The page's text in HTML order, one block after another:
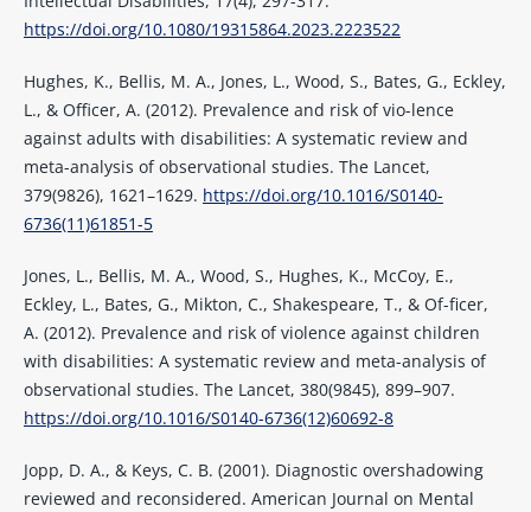
https://doi.org/10.1080/19315864.2023.2223522
Hughes, K., Bellis, M. A., Jones, L., Wood, S., Bates, G., Eckley,
L., & Officer, A. (2012). Prevalence and risk of vio-lence
against adults with disabilities: A systematic review and
meta-analysis of observational studies. The Lancet,
379(9826), 1621–1629. https://doi.org/10.1016/S0140-
6736(11)61851-5
Jones, L., Bellis, M. A., Wood, S., Hughes, K., McCoy, E.,
Eckley, L., Bates, G., Mikton, C., Shakespeare, T., & Of-ficer,
A. (2012). Prevalence and risk of violence against children
with disabilities: A systematic review and meta-analysis of
observational studies. The Lancet, 380(9845), 899–907.
https://doi.org/10.1016/S0140-6736(12)60692-8
Jopp, D. A., & Keys, C. B. (2001). Diagnostic overshadowing
reviewed and reconsidered. American Journal on Mental